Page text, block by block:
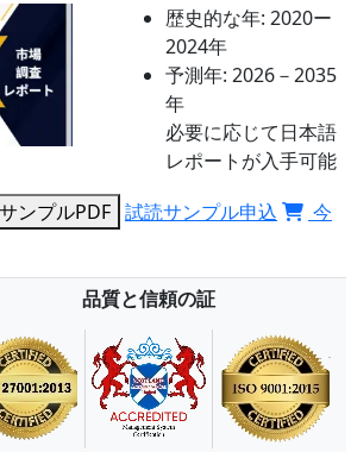
歴史的な年: 2020ー
2024年
予測年: 2026－2035
年
必要に応じて日本語
レポートが入手可能
ンプルPDF 試読サンプル申込
今
品質と信頼の証